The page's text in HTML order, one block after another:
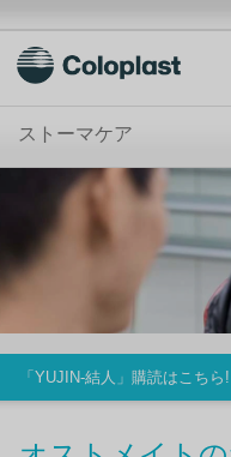
ストーマケア
「YUJIN-結人」購読はこちら!